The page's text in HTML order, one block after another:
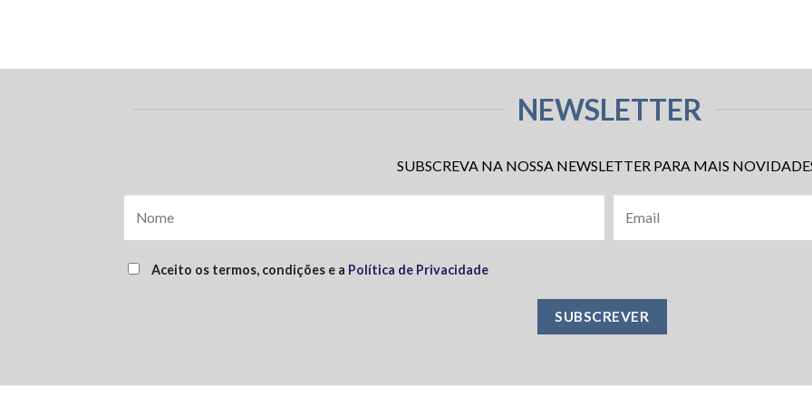
NEWSLETTER
SUBSCREVA NA NOSSA NEWSLETTER PARA MAIS
Aceito os termos, condições e a Política de Privacidade